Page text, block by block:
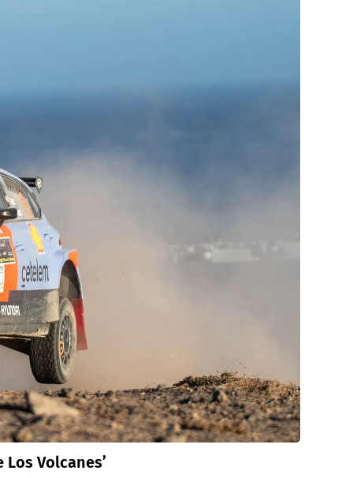
Volcanes’